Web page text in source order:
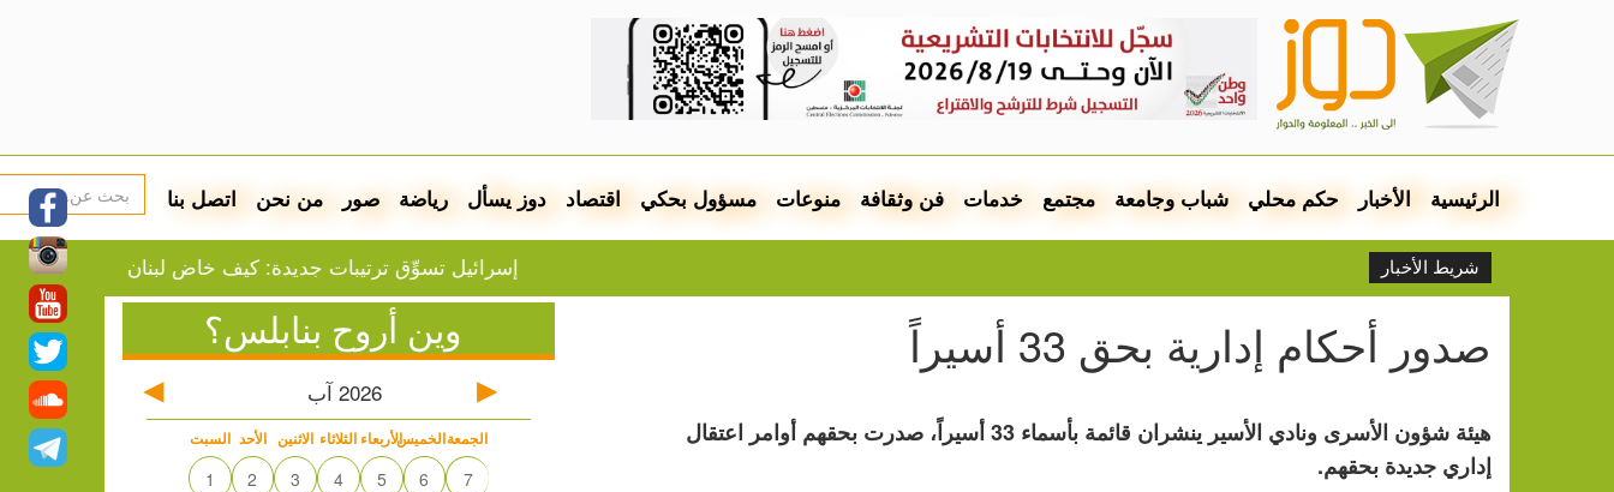
الرئيسية الأخبار حكم محلي شباب وجامعة مجتمع خدمات فن وثقافة منوعات مسؤول بحكي اقتصاد دوز يسأل رياضة صور من نحن اتصل بنا
شريط الأخبار إسرائيل تسوِّق ترتيبات جديدة: كيف خاض لبنان معركة الحدود؟
صدور أحكام إدارية بحق 33 أسيراً
هيئة شؤون الأسرى ونادي الأسير ينشران قائمة بأسماء 33 أسيراً، صدرت بحقهم أوامر اعتقال
إداري جديدة بحقهم.
وين أروح بنابلس؟
2026 آب
السبت الأحد الاثنين الثلاثاء الأربعاءالخميسالجمعة
1 2 3 4 5 6 7